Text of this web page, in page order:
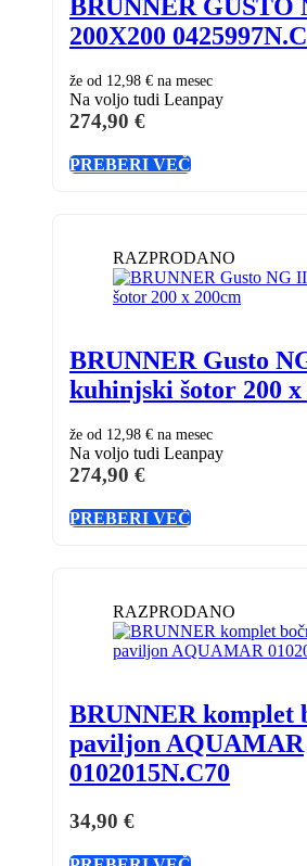
BRUNNER GUSTO
200X200
že od 12,98 € na mesec
Na voljo tudi Leanpay
274,90 €
PREBERI VEČ
RAZPRODANO
BRUNNER Gusto
kuhinjski šotor 200 x
že od 12,98 € na mesec
Na voljo tudi Leanpay
274,90 €
PREBERI VEČ
RAZPRODANO
BRUNNER komplet
paviljon AQUAMAR
0102015N.C70
34,90 €